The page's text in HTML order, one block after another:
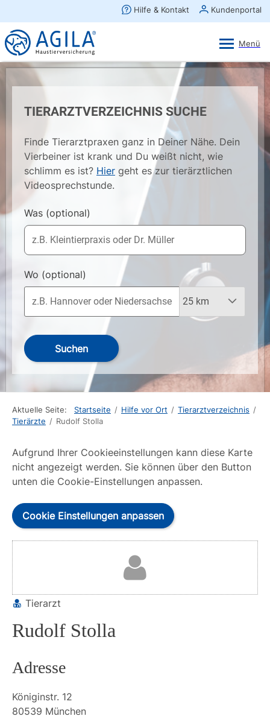
TIERARZTVERZEICHNIS SUCHE
Finde Tierarztpraxen ganz in Deiner Nähe. Dein
Vierbeiner ist krank und Du weißt nicht, wie
schlimm es ist? Hier geht es zur tierärztlichen
Videosprechstunde.
Was (optional)
Wo (optional)
Suchen
Aktuelle Seite: Startseite / Hilfe vor Ort / Tierarztverzeichnis /
Tierärzte / Rudolf Stolla
Aufgrund Ihrer Cookieeinstellungen kann diese Karte
nicht angezeigt werden. Sie können über den Button
unten die Cookie-Einstellungen anpassen.
Cookie Einstellungen anpassen
Tierarzt
Rudolf Stolla
Adresse
Königinstr. 12
80539 München
×
AGILA Kunden-App
Gratis - Im Play Store laden
Ansehen